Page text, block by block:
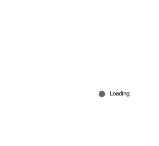
യുഎസ് യുദ്ധവിമാനങ്ങൾ പലതും
കുവൈറ്റ് പ്രതിരോധ മന്ത്രാലയം;